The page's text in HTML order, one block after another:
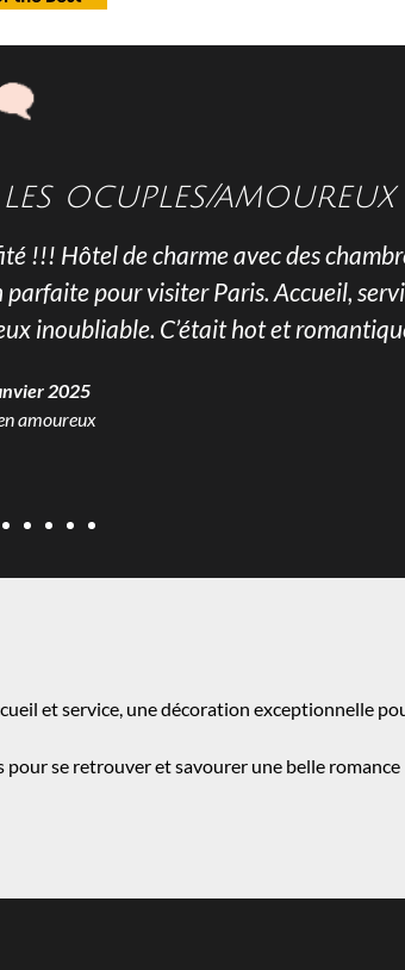
ocuples/amoureux
!!! Hôtel de charme avec des
pour visiter Paris. Accueil,
inoubliable. C’était hot et
2025
amoureux
et service, une décoration exceptionnelle
pour se retrouver et savourer une belle romance